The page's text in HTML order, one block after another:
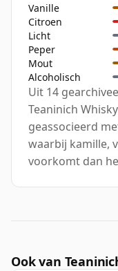
Vanille
Citroen
Licht
Peper
Mout
Alcoholisch
Uit 14
Teaninich
geassocieerd
waarbij kamille,
voorkomt dan
Ook van